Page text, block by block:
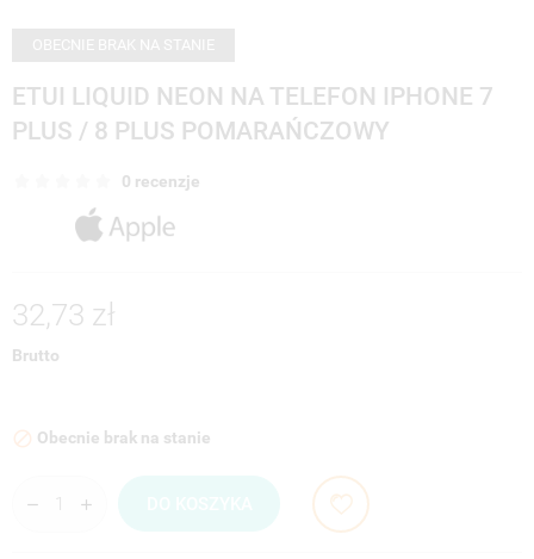
ETUI LIQUID NEON NA TELEFON IPHONE 7
PLUS / 8 PLUS POMARAŃCZOWY
0 recenzje
32,73 zł
Brutto
 Obecnie brak na stanie